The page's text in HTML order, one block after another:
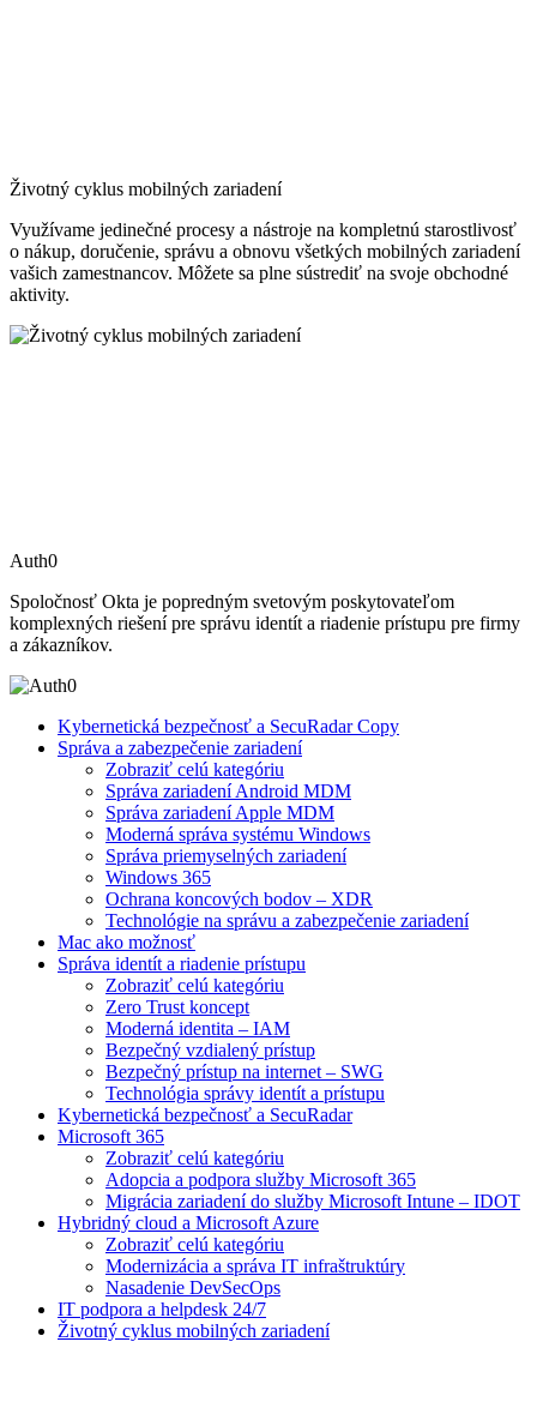
Životný cyklus mobilných zariadení
Využívame jedinečné procesy a nástroje na kompletnú starostlivosť
o nákup, doručenie, správu a obnovu všetkých mobilných zariadení
vašich zamestnancov. Môžete sa plne sústrediť na svoje obchodné
aktivity.
Auth0
Spoločnosť Okta je popredným svetovým poskytovateľom
komplexných riešení pre správu identít a riadenie prístupu pre firmy
a zákazníkov.
Kybernetická bezpečnosť a SecuRadar Copy
Správa a zabezpečenie zariadení
Zobraziť celú kategóriu
Správa zariadení Android MDM
Správa zariadení Apple MDM
Moderná správa systému Windows
Správa priemyselných zariadení
Windows 365
Ochrana koncových bodov – XDR
Technológie na správu a zabezpečenie zariadení
Mac ako možnosť
Správa identít a riadenie prístupu
Zobraziť celú kategóriu
Zero Trust koncept
Moderná identita – IAM
Bezpečný vzdialený prístup
Bezpečný prístup na internet – SWG
Technológia správy identít a prístupu
Kybernetická bezpečnosť a SecuRadar
Microsoft 365
Zobraziť celú kategóriu
Adopcia a podpora služby Microsoft 365
Migrácia zariadení do služby Microsoft Intune – IDOT
Hybridný cloud a Microsoft Azure
Zobraziť celú kategóriu
Modernizácia a správa IT infraštruktúry
Nasadenie DevSecOps
IT podpora a helpdesk 24/7
Životný cyklus mobilných zariadení